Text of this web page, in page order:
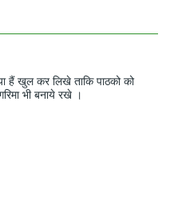
हैं खुल कर लिखे ताकि पाठको को
भी बनाये रखे ।